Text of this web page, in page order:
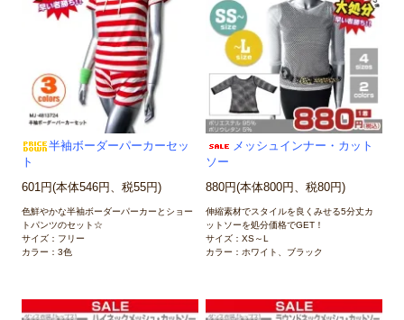
半袖ボーダーパーカーセッ
ト
601円(本体546円、税55円)
色鮮やかな半袖ボーダーパーカーとショー
トパンツのセット☆
サイズ：フリー
カラー：3色
メッシュインナー・カット
ソー
880円(本体800円、税80円)
伸縮素材でスタイルを良くみせる5分丈カ
ットソーを処分価格でGET！
サイズ：XS～L
カラー：ホワイト、ブラック